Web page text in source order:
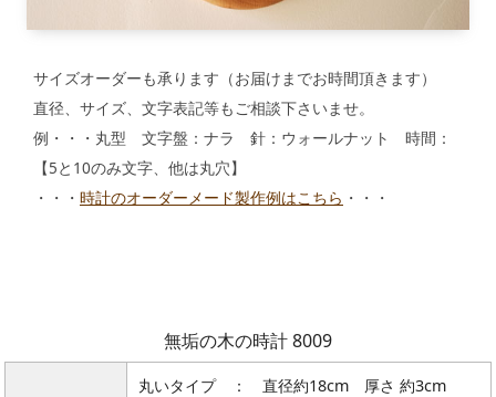
サイズオーダーも承ります（お届けまでお時間頂きます）
直径、サイズ、文字表記等もご相談下さいませ。
例・・・丸型 文字盤：ナラ 針：ウォールナット 時間：
【5と10のみ文字、他は丸穴】
・・・ 時計のオーダーメード製作例はこちら ・・・
無垢の木の時計 8009
丸いタイプ ： 直径約18cm 厚さ 約3cm